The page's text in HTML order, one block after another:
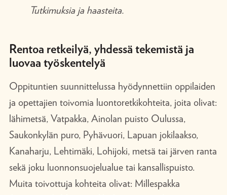
Tutkimuksia ja haasteita.
Rentoa retkeilyä, yhdessä tekemistä ja
luovaa työskentelyä
Oppituntien suunnittelussa hyödynnettiin oppilaiden
ja opettajien toivomia luontoretkikohteita, joita olivat:
lähimetsä​, Vatpakka, Ainolan puisto Oulussa​,
Saukonkylän puro​, Pyhävuori​, Lapuan jokilaakso,
Kanaharju​, Lehtimäki​, Lohijoki​, metsä tai järven ranta​
sekä joku luonnonsuojelualue tai kansallispuisto​.
Muita toivottuja kohteita olivat: Millespakka